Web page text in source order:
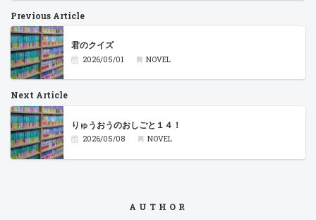
Previous Article
君のクイズ
2026/05/01 NOVEL
Next Article
りゅうおうのおしごと１４！
2026/05/08 NOVEL
AUTHOR